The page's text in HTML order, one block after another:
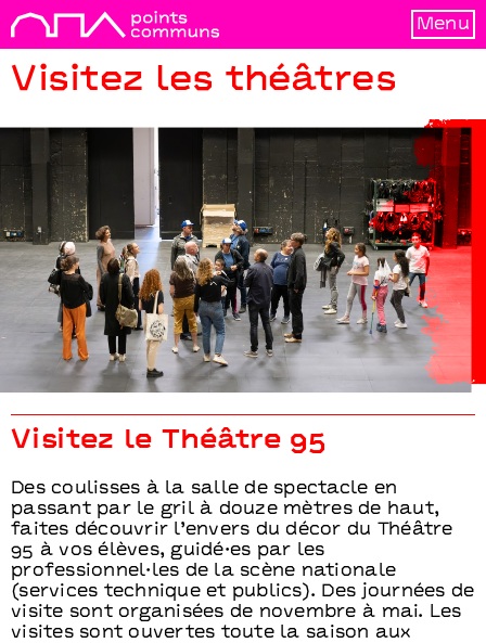
Menu
Visitez les théâtres
Visitez les théâtres
Visitez le Théâtre 95
Des coulisses à la salle de spectacle en
passant par le gril à douze mètres de haut,
faites découvrir l’envers du décor du Théâtre
95 à vos élèves, guidé·es par les
professionnel·les de la scène nationale
(services technique et publics). Des journées de
visite sont organisées de novembre à mai. Les
visites sont ouvertes toute la saison aux